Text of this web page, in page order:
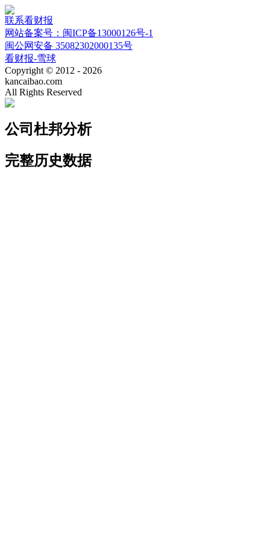
联系看财报
网站备案号：闽ICP备13000126号-1
闽公网安备 35082302000135号
看财报-雪球
Copyright © 2012 - 2026
kancaibao.com
All Rights Reserved
公司杜邦分析
完整历史数据